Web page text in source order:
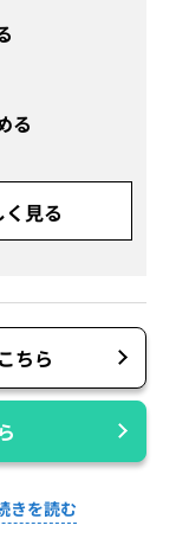
る
見る
ちら
きを読む